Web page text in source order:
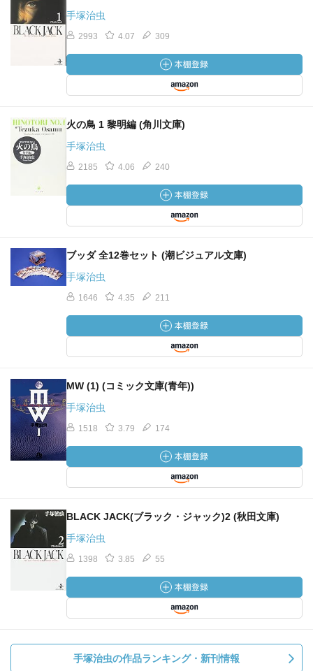
手塚治虫
2993 4.07 309
火の鳥 1 黎明編 (角川文庫)
手塚治虫
2185 4.06 240
ブッダ 全12巻セット (潮ビジュアル文庫)
手塚治虫
1646 4.35 211
MW (1) (コミック文庫(青年))
手塚治虫
1518 3.79 174
BLACK JACK(ブラック・ジャック)2 (秋田文庫)
手塚治虫
1398 3.85 55
手塚治虫の作品ランキング・新刊情報